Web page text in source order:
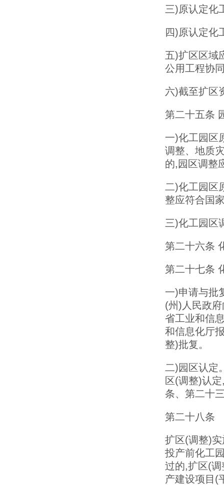
三)原认定化
四)原认定化
五)扩区区域
公用工程协
六)截至扩区
第二十五条
一)化工园区
调整、地质
的,园区调整
二)化工园区
整应符合国
三)化工园区
第二十六条
第二十七条
一)申请与批
(州)人民政
省工业和信
和信息化厅
整)批复。
二)园区认定
区(调整)认
条、第二十
第二十八条
扩区(调整)
投产前化工
过的,扩区(
产建设项目(